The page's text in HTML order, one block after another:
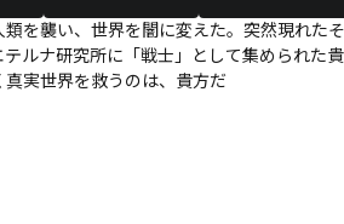
を襲い、世界を闇に変えた。突然現れ
ルナ研究所に「戦士」として集められた
実世界を救うのは、貴方だ